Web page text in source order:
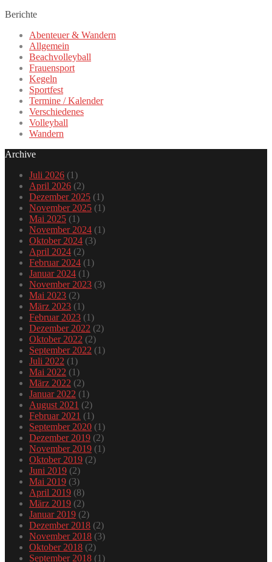
Berichte
Abenteuer & Wandern
Allgemein
Beachvolleyball
Frauensport
Kegeln
Sportfest
Termine / Kalender
Verschiedenes
Volleyball
Wandern
Archive
Juli 2026 (1)
April 2026 (2)
Dezember 2025 (1)
November 2025 (1)
Mai 2025 (1)
November 2024 (1)
Oktober 2024 (3)
April 2024 (2)
Februar 2024 (1)
Januar 2024 (1)
November 2023 (3)
Mai 2023 (2)
März 2023 (1)
Februar 2023 (1)
Dezember 2022 (2)
Oktober 2022 (2)
September 2022 (1)
Juli 2022 (1)
Mai 2022 (1)
März 2022 (2)
Januar 2022 (1)
August 2021 (2)
Februar 2021 (1)
September 2020 (1)
Dezember 2019 (2)
November 2019 (1)
Oktober 2019 (2)
Juni 2019 (2)
Mai 2019 (3)
April 2019 (8)
März 2019 (2)
Januar 2019 (2)
Dezember 2018 (2)
November 2018 (3)
Oktober 2018 (2)
September 2018 (1)